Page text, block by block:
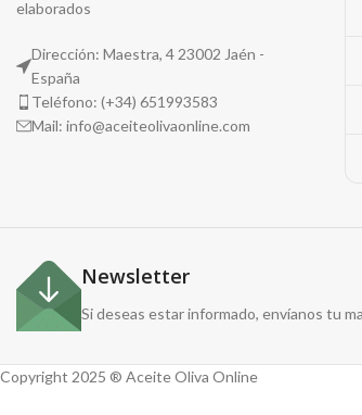
elaborados
Dirección: Maestra, 4 23002 Jaén -
España
Teléfono: (+34) 651993583
Mail: info@aceiteolivaonline.com
Newsletter
Si deseas estar informado, envíanos tu
Copyright 2025 ® Aceite Oliva Online